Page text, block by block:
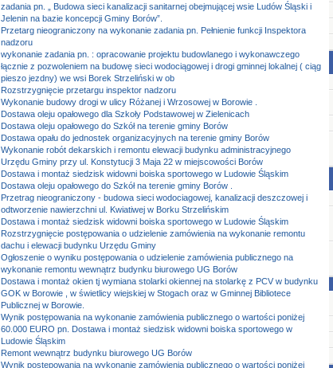
zadania pn. „ Budowa sieci kanalizacji sanitarnej obejmującej wsie Ludów Śląski i
Jelenin na bazie koncepcji Gminy Borów”.
Przetarg nieograniczony na wykonanie zadania pn. Pełnienie funkcji Inspektora
nadzoru
wykonanie zadania pn. : opracowanie projektu budowlanego i wykonawczego
łącznie z pozwoleniem na budowę sieci wodociągowej i drogi gminnej lokalnej ( ciąg
pieszo jezdny) we wsi Borek Strzeliński w ob
Rozstrzygnięcie przetargu inspektor nadzoru
Wykonanie budowy drogi w ulicy Różanej i Wrzosowej w Borowie .
Dostawa oleju opałowego dla Szkoły Podstawowej w Zielenicach
Dostawa oleju opałowego do Szkół na terenie gminy Borów
Dostawa opału do jednostek organizacyjnych na terenie gminy Borów
Wykonanie robót dekarskich i remontu elewacji budynku administracyjnego
Urzędu Gminy przy ul. Konstytucji 3 Maja 22 w miejscowości Borów
Dostawa i montaż siedzisk widowni boiska sportowego w Ludowie Śląskim
Dostawa oleju opałowego do Szkół na terenie gminy Borów .
Przetrag nieograniczony - budowa sieci wodociagowej, kanalizacji deszczowej i
odtworzenie nawierzchni ul. Kwiatiwej w Borku Strzelińskim
Dostawa i montaż siedzisk widowni boiska sportowego w Ludowie Śląskim
Rozstrzygnięcie postępowania o udzielenie zamówienia na wykonanie remontu
dachu i elewacji budynku Urzędu Gminy
Ogłoszenie o wyniku postępowania o udzielenie zamówienia publicznego na
wykonanie remontu wewnątrz budynku biurowego UG Borów
Dostawa i montaż okien tj wymiana stolarki okiennej na stolarkę z PCV w budynku
GOK w Borowie , w świetlicy wiejskiej w Stogach oraz w Gminnej Bibliotece
Publicznej w Borowie.
Wynik postępowania na wykonanie zamówienia publicznego o wartości poniżej
60.000 EURO pn. Dostawa i montaż siedzisk widowni boiska sportowego w
Ludowie Śląskim
Remont wewnątrz budynku biurowego UG Borów
Wynik postępowania na wykonanie zamówienia publicznego o wartości poniżej